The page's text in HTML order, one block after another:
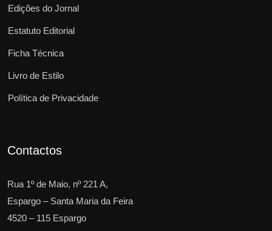
Edições do Jornal
Estatuto Editorial
Ficha Técnica
Livro de Estilo
Política de Privacidade
Contactos
Rua 1º de Maio, nº 221 A,
Espargo – Santa Maria da Feira
4520 – 115 Espargo